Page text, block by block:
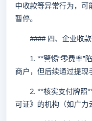
中收款等异常行为，可
暂停。
#### 四、企业收款
1. **警惕“零费率”陷
商户，但后续通过提现
2. **核实支付牌照**
可证》的机构（如广力